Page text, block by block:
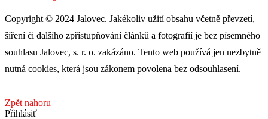
Copyright © 2024 Jalovec. Jakékoliv užití obsahu včetně převzetí,
šíření či dalšího zpřístupňování článků a fotografií je bez písemného
souhlasu Jalovec, s. r. o. zakázáno. Tento web používá jen nezbytně
nutná cookies, která jsou zákonem povolena bez odsouhlasení.
Zpět nahoru
Přihlásiť